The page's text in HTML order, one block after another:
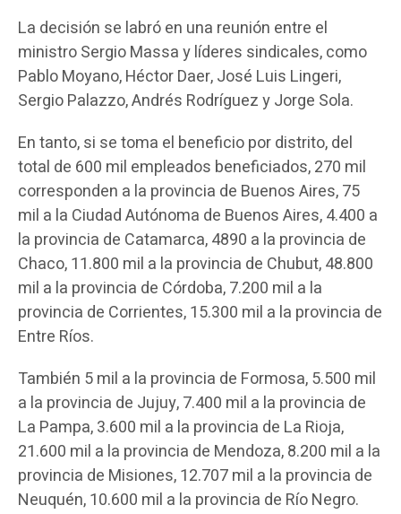
La decisión se labró en una reunión entre el
ministro Sergio Massa y líderes sindicales, como
Pablo Moyano, Héctor Daer, José Luis Lingeri,
Sergio Palazzo, Andrés Rodríguez y Jorge Sola.
En tanto, si se toma el beneficio por distrito, del
total de 600 mil empleados beneficiados, 270 mil
corresponden a la provincia de Buenos Aires, 75
mil a la Ciudad Autónoma de Buenos Aires, 4.400 a
la provincia de Catamarca, 4890 a la provincia de
Chaco, 11.800 mil a la provincia de Chubut, 48.800
mil a la provincia de Córdoba, 7.200 mil a la
provincia de Corrientes, 15.300 mil a la provincia de
Entre Ríos.
También 5 mil a la provincia de Formosa, 5.500 mil
a la provincia de Jujuy, 7.400 mil a la provincia de
La Pampa, 3.600 mil a la provincia de La Rioja,
21.600 mil a la provincia de Mendoza, 8.200 mil a la
provincia de Misiones, 12.707 mil a la provincia de
Neuquén, 10.600 mil a la provincia de Río Negro.